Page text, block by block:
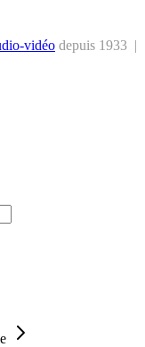
vidéo depuis 1933 |